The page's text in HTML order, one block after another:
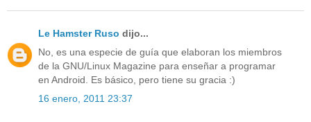
Le Hamster Ruso dijo...
No, es una especie de guía que elaboran los miembros
de la GNU/Linux Magazine para enseñar a programar
en Android. Es básico, pero tiene su gracia :)
16 enero, 2011 23:37